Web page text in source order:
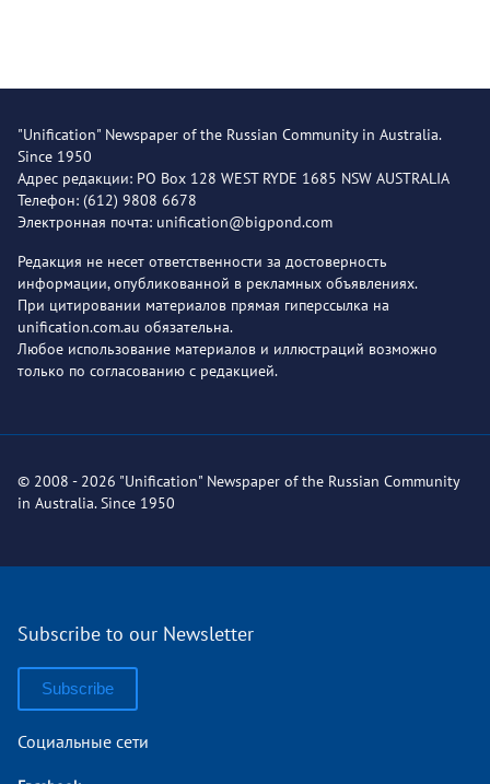
"Unification" Newspaper of the Russian Community in Australia.
Since 1950
Адрес редакции: PO Box 128 WEST RYDE 1685 NSW AUSTRALIA
Телефон: (612) 9808 6678
Электронная почта: unification@bigpond.com
Редакция не несет ответственности за достоверность
информации, опубликованной в рекламных объявлениях.
При цитировании материалов прямая гиперссылка на
unification.com.au обязательна.
Любое использование материалов и иллюстраций возможно
только по согласованию с редакцией.
© 2008 - 2026 "Unification" Newspaper of the Russian Community
in Australia. Since 1950
Subscribe to our Newsletter
Subscribe
Социальные сети